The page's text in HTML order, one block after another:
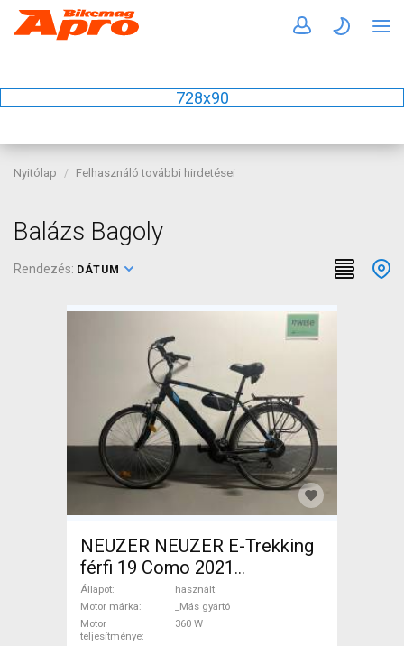
728x90
Nyitólap Felhasználó további hirdetései
Balázs Bagoly
Rendezés: DÁTUM
NEUZER NEUZER E-Trekking
férfi 19 Como 2021
Elektromos Trekking/cross
25 km/h _Más gyártó
használt ELADÓ
Állapot
használt
Motor márka
_Más gyártó
Motor
teljesítménye
360 W